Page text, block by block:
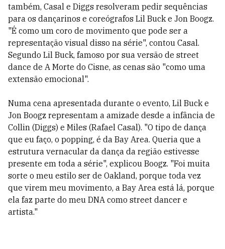
também, Casal e Diggs resolveram pedir sequências
para os dançarinos e coreógrafos Lil Buck e Jon Boogz.
"É como um coro de movimento que pode ser a
representação visual disso na série", contou Casal.
Segundo Lil Buck, famoso por sua versão de street
dance de A Morte do Cisne, as cenas são "como uma
extensão emocional".
Numa cena apresentada durante o evento, Lil Buck e
Jon Boogz representam a amizade desde a infância de
Collin (Diggs) e Miles (Rafael Casal). "O tipo de dança
que eu faço, o popping, é da Bay Area. Queria que a
estrutura vernacular da dança da região estivesse
presente em toda a série", explicou Boogz. "Foi muita
sorte o meu estilo ser de Oakland, porque toda vez
que virem meu movimento, a Bay Area está lá, porque
ela faz parte do meu DNA como street dancer e
artista."